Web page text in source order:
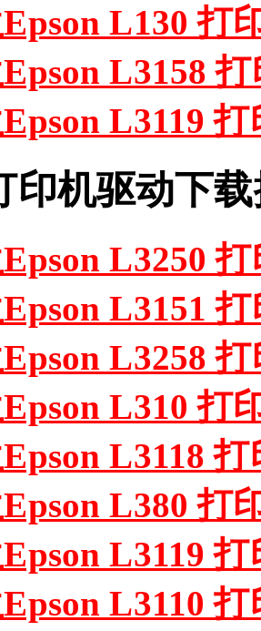
L130 打
L3158
L3119
印机驱动下
L3250
L3151
L3258
L310 打
L3118
L380 打
L3119
L3110